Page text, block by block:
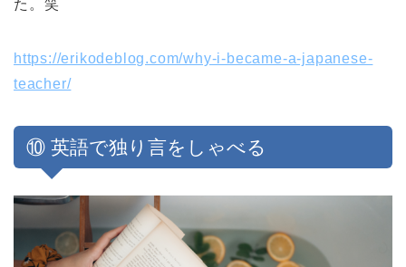
た。笑
https://erikodeblog.com/why-i-became-a-japanese-
teacher/
⑩ 英語で独り言をしゃべる